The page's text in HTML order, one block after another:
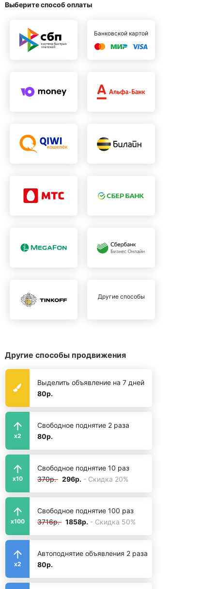
Выберите способ оплаты
Банковской картой
Другие способы
Другие способы продвижения
Выделить объявление на 7 дней
80р.
x2
Свободное поднятие 2 раза
80р.
x10
Свободное поднятие 10 раз
370р. 296р. - Скидка 20%
x100
Свободное поднятие 100 раз
3716р. 1858р. - Скидка 50%
x2
Автоподнятие объявления 2 раза
80р.